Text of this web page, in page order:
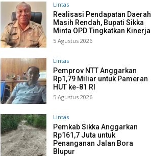
Lintas
Realisasi Pendapatan Daerah
Masih Rendah, Bupati Sikka
Minta OPD Tingkatkan Kinerja
5 Agustus 2026
Lintas
Pemprov NTT Anggarkan
Rp1,79 Miliar untuk Pameran
HUT ke-81 RI
5 Agustus 2026
Lintas
Pemkab Sikka Anggarkan
Rp161,7 Juta untuk
Penanganan Jalan Bora
Blupur